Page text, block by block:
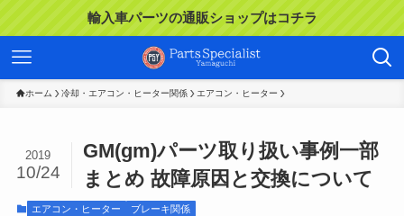
輸入車パーツの通販ショップはコチラ
ホーム 冷却・エアコン・ヒーター関係 エアコン・ヒーター
GM(gm)パーツ取り扱い事例一部
まとめ 故障原因と交換について
2019
10/24
エアコン・ヒーター ブレーキ関係